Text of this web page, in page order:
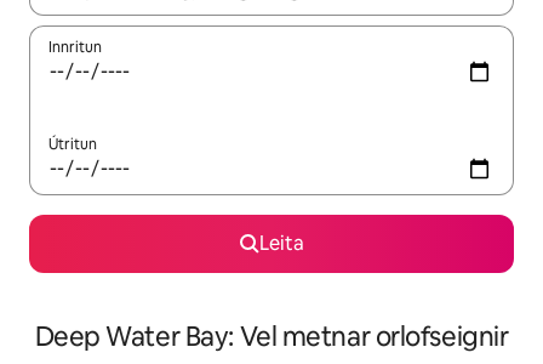
Innritun
Útritun
Leita
Deep Water Bay: Vel metnar orlofseignir